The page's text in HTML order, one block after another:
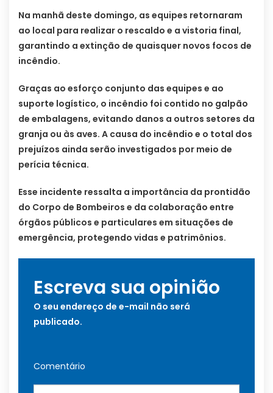
Na manhã deste domingo, as equipes retornaram
ao local para realizar o rescaldo e a vistoria final,
garantindo a extinção de quaisquer novos focos de
incêndio.
Graças ao esforço conjunto das equipes e ao
suporte logístico, o incêndio foi contido no galpão
de embalagens, evitando danos a outros setores da
granja ou às aves. A causa do incêndio e o total dos
prejuízos ainda serão investigados por meio de
perícia técnica.
Esse incidente ressalta a importância da prontidão
do Corpo de Bombeiros e da colaboração entre
órgãos públicos e particulares em situações de
emergência, protegendo vidas e patrimônios.
Escreva sua opinião
O seu endereço de e-mail não será
publicado.
Comentário